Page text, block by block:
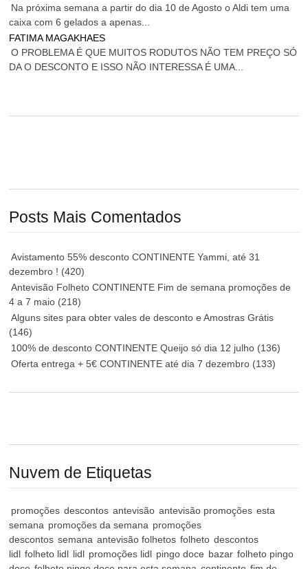
Na próxima semana a partir do dia 10 de Agosto o Aldi tem uma
caixa com 6 gelados a apenas...
FATIMA MAGAKHAES
O PROBLEMA É QUE MUITOS RODUTOS NÃO TEM PREÇO SÓ
DA O DESCONTO E ISSO NÃO INTERESSA É UMA...
Posts Mais Comentados
Avistamento 55% desconto CONTINENTE Yammi, até 31
dezembro ! (420)
Antevisão Folheto CONTINENTE Fim de semana promoções de
4 a 7 maio (218)
Alguns sites para obter vales de desconto e Amostras Grátis
(146)
100% de desconto CONTINENTE Queijo só dia 12 julho (136)
Oferta entrega + 5€ CONTINENTE até dia 7 dezembro (133)
Nuvem de Etiquetas
promoções descontos antevisão antevisão promoções esta
semana promoções da semana promoções
descontos semana antevisão folhetos folheto descontos
lidl folheto lidl lidl promoções lidl pingo doce bazar folheto pingo